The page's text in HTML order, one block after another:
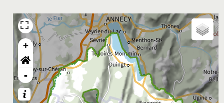
+
-